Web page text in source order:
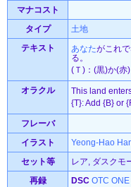
マナコスト
タイプ
土地
テキスト
あなたがこれ
る。
(Ｔ)：(黒)か(赤)
オラクル
This land
{T}: Add {B} or
フレーバ
イラスト
Yeong-Hao
セット等
レア, ダスクモ
再録
DSC OTC ONE